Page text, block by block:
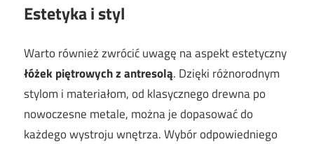
Estetyka i styl
Warto również zwrócić uwagę na aspekt estetyczny
łóżek piętrowych z antresolą. Dzięki różnorodnym
stylom i materiałom, od klasycznego drewna po
nowoczesne metale, można je dopasować do
każdego wystroju wnętrza. Wybór odpowiedniego